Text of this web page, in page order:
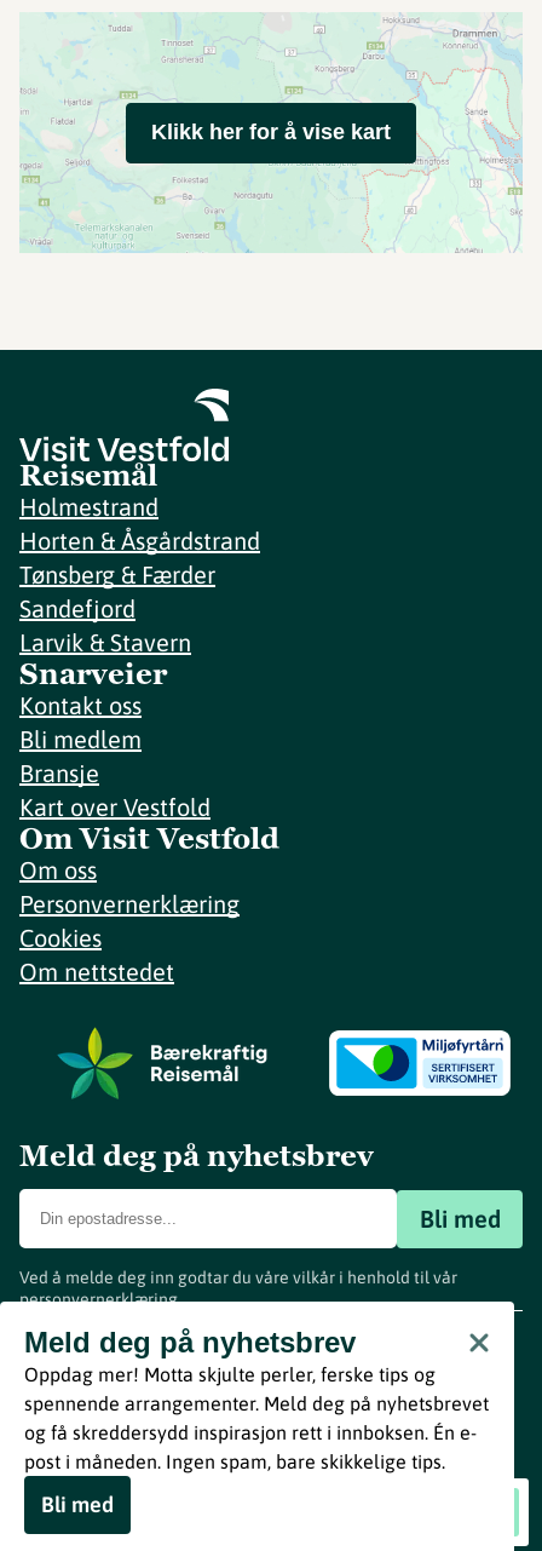
Klikk her for å vise kart
Gås meny
Reisemål
Holmestrand
Horten & Åsgårdstrand
Tønsberg & Færder
Sandefjord
Larvik & Stavern
Snarveier
Kontakt oss
Bli medlem
Bransje
Kart over Vestfold
Om Visit Vestfold
Om oss
Personvernerklæring
Cookies
Om nettstedet
Meld deg på nyhetsbrev
Bli med
Ved å melde deg inn godtar du våre vilkår i henhold til vår
personvernerklæring.
Meld deg på nyhetsbrev
Oppdag mer! Motta skjulte perler, ferske tips og
spennende arrangementer. Meld deg på nyhetsbrevet
og få skreddersydd inspirasjon rett i innboksen. Én e-
post i måneden. Ingen spam, bare skikkelige tips.
Bli med
www.visitvestfold.com
Turistinformasjon
Vestfold Fylkeskommune
ByBreakfast